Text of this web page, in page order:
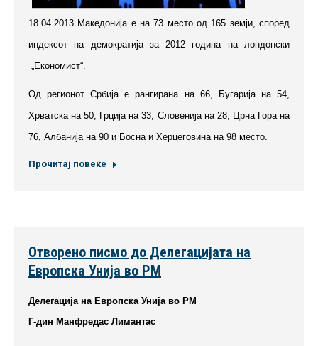
18.04.2013 Македонија е на 73 место од 165 земји, според
индексот на демократија за 2012 година на лондонски
„Економист“.
Од регионот Србија е рангирана на 66, Бугарија на 54,
Хрватска на 50, Грција на 33, Словенија на 28, Црна Гора на
76, Албанија на 90 и Босна и Херцеговина на 98 место.
Прочитај повеќе
Отворено писмо до Делегацијата на
Европска Унија во РМ
Делегација на Европска Унија во РМ
Г-дин Манфредас Лимантас